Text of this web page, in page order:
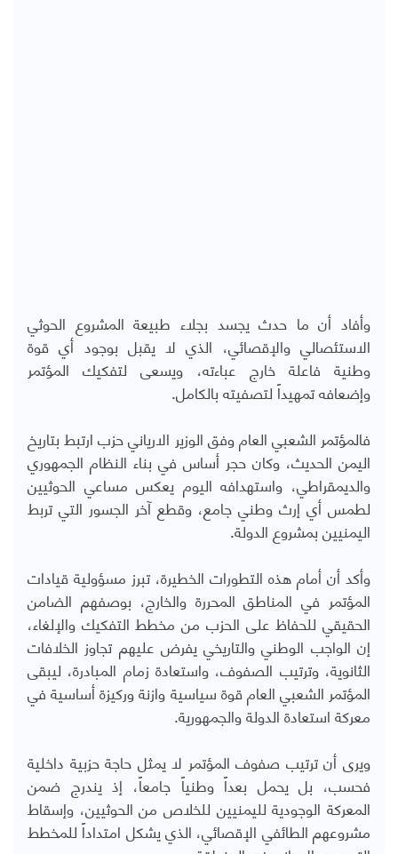
وأفاد أن ما حدث يجسد بجلاء طبيعة المشروع الحوثي
الاستئصالي والإقصائي، الذي لا يقبل بوجود أي قوة
وطنية فاعلة خارج عباءته، ويسعى لتفكيك المؤتمر
وإضعافه تمهيداً لتصفيته بالكامل.
فالمؤتمر الشعبي العام وفق الوزير الارياني حزب ارتبط بتاريخ
اليمن الحديث، وكان حجر أساس في بناء النظام الجمهوري
والديمقراطي، واستهدافه اليوم يعكس مساعي الحوثيين
لطمس أي إرث وطني جامع، وقطع آخر الجسور التي تربط
اليمنيين بمشروع الدولة.
وأكد أن أمام هذه التطورات الخطيرة، تبرز مسؤولية قيادات
المؤتمر في المناطق المحررة والخارج، بوصفهم الضامن
الحقيقي للحفاظ على الحزب من مخطط التفكيك والإلغاء،
إن الواجب الوطني والتاريخي يفرض عليهم تجاوز الخلافات
الثانوية، وترتيب الصفوف، واستعادة زمام المبادرة، ليبقى
المؤتمر الشعبي العام قوة سياسية وازنة وركيزة أساسية في
معركة استعادة الدولة والجمهورية.
ويرى أن ترتيب صفوف المؤتمر لا يمثل حاجة حزبية داخلية
فحسب، بل يحمل بعداً وطنياً جامعاً، إذ يندرج ضمن
المعركة الوجودية لليمنيين للخلاص من الحوثيين، وإسقاط
مشروعهم الطائفي الإقصائي، الذي يشكل امتداداً للمخطط